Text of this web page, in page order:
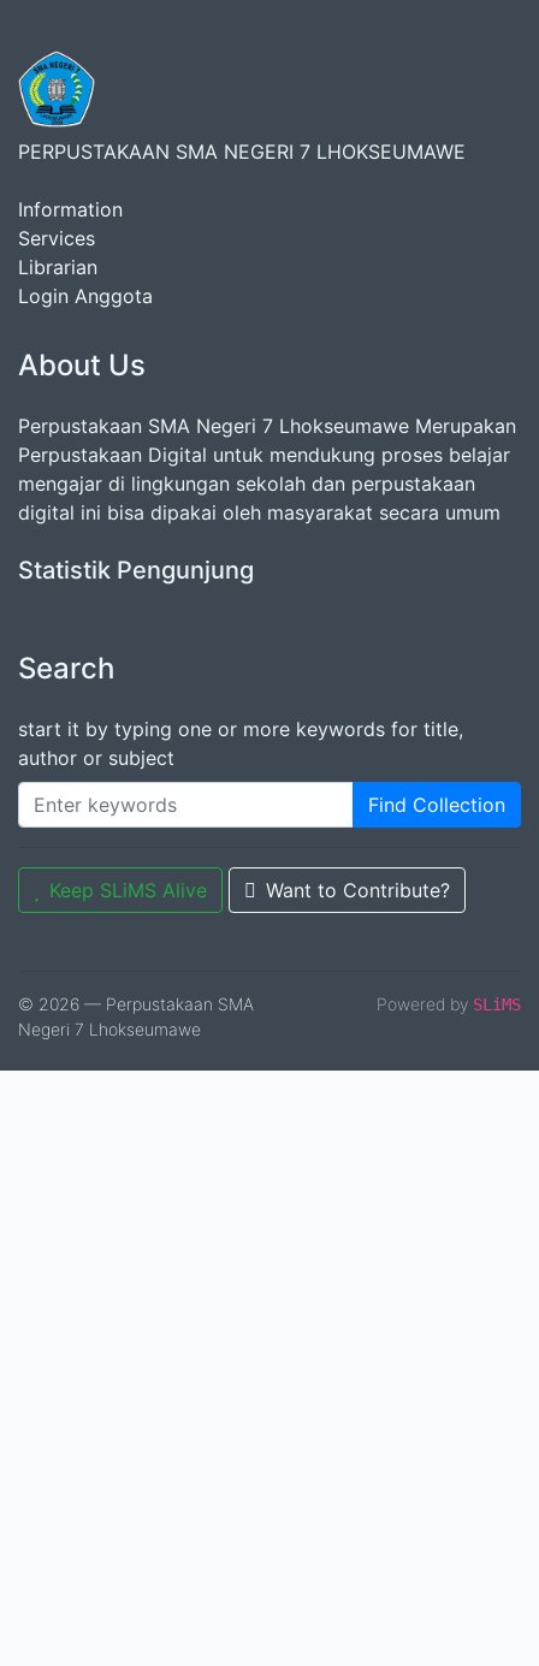
PERPUSTAKAAN SMA NEGERI 7 LHOKSEUMAWE
Information
Services
Librarian
Login Anggota
About Us
Perpustakaan SMA Negeri 7 Lhokseumawe Merupakan
Perpustakaan Digital untuk mendukung proses belajar
mengajar di lingkungan sekolah dan perpustakaan
digital ini bisa dipakai oleh masyarakat secara umum
Statistik Pengunjung
Search
start it by typing one or more keywords for title,
author or subject
Find Collection
Keep SLiMS Alive Want to Contribute?
© 2026 — Perpustakaan SMA
Negeri 7 Lhokseumawe
Powered by SLiMS